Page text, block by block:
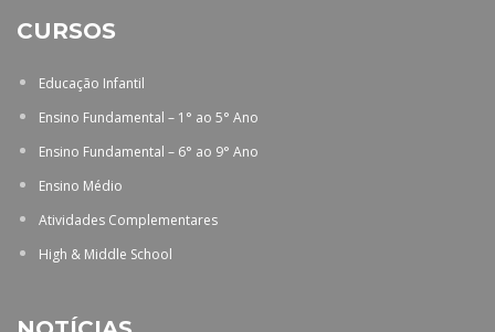
CURSOS
Educação Infantil
Ensino Fundamental – 1° ao 5° Ano
Ensino Fundamental – 6° ao 9° Ano
Ensino Médio
Atividades Complementares
High & Middle School